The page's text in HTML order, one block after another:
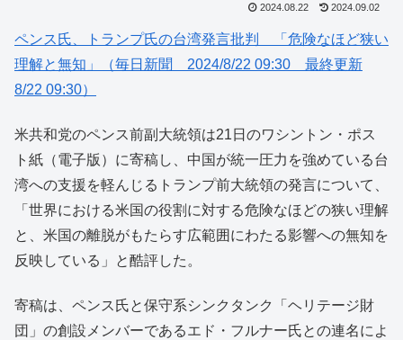
2024.08.22 2024.09.02
ペンス氏、トランプ氏の台湾発言批判 「危険なほど狭い
理解と無知」（毎日新聞 2024/8/22 09:30 最終更新
8/22 09:30）
米共和党のペンス前副大統領は21日のワシントン・ポス
ト紙（電子版）に寄稿し、中国が統一圧力を強めている台
湾への支援を軽んじるトランプ前大統領の発言について、
「世界における米国の役割に対する危険なほどの狭い理解
と、米国の離脱がもたらす広範囲にわたる影響への無知を
反映している」と酷評した。
寄稿は、ペンス氏と保守系シンクタンク「ヘリテージ財
団」の創設メンバーであるエド・フルナー氏との連名によ